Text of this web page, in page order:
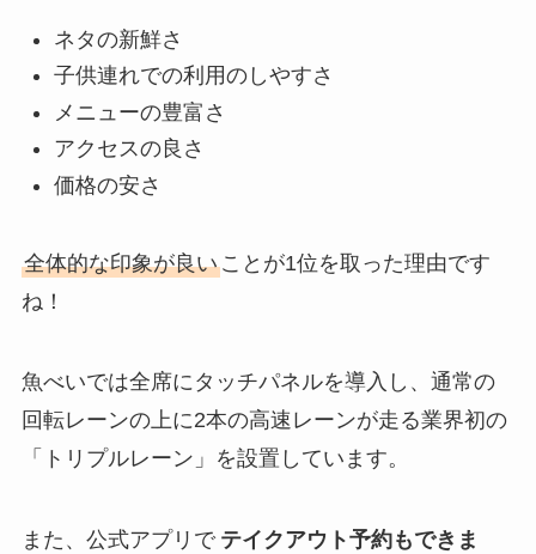
ネタの新鮮さ
子供連れでの利用のしやすさ
メニューの豊富さ
アクセスの良さ
価格の安さ
全体的な印象が良いことが1位を取った理由です
ね！
魚べいでは全席にタッチパネルを導入し、通常の
回転レーンの上に2本の高速レーンが走る業界初の
「トリプルレーン」を設置しています。
また、公式アプリで テイクアウト予約もできま